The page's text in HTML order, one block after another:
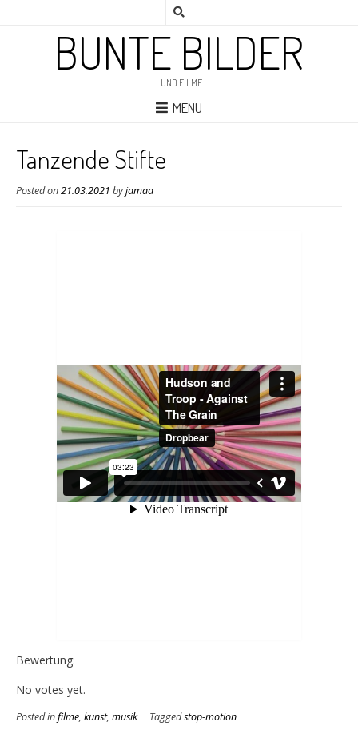
BUNTE BILDER
…UND FILME
MENU
Tanzende Stifte
Posted on21.03.2021 byjamaa
Bewertung:
Rate this item:
No votes yet.
Posted infilme, kunst, musik Taggedstop-motion